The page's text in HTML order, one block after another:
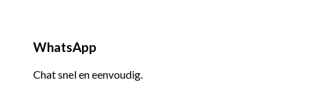
WhatsApp
Chat snel en eenvoudig.